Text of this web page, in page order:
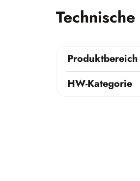
Produktbereich
HW-Kategorie